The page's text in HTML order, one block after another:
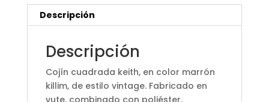
Descripción
Descripción
Cojín cuadrada keith, en color marrón
killim, de estilo vintage. Fabricado en
yute, combinado con poliéster.